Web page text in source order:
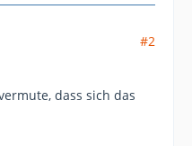
#2
dass sich das